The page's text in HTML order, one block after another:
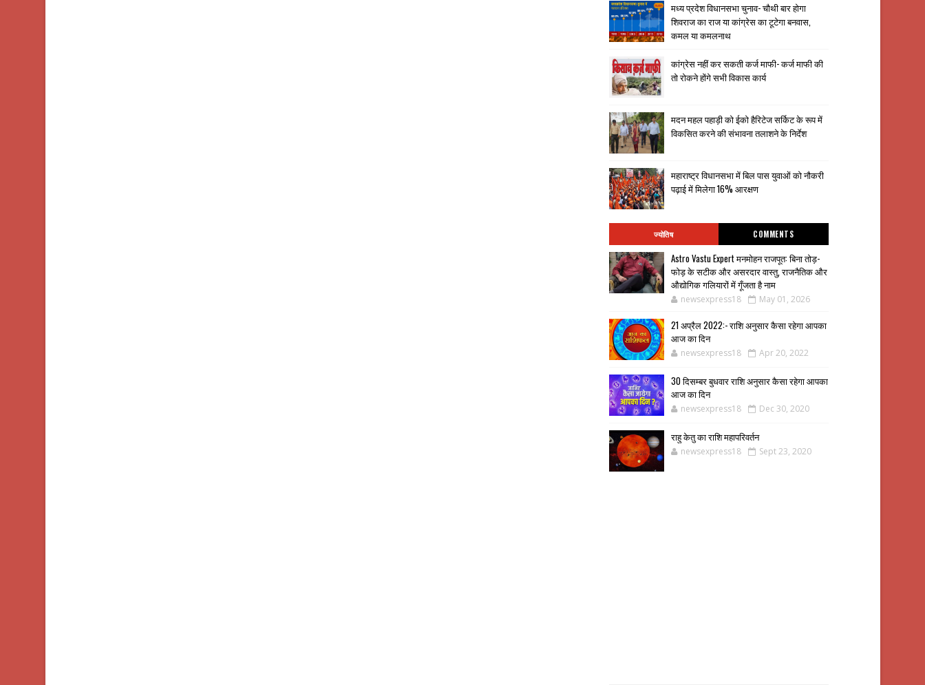
मध्य प्रदेश विधानसभा चुनाव- चौथी बार होगा
शिवराज का राज या कांग्रेस का टूटेगा बनवास,
कमल या कमलनाथ
कांग्रेस नहीं कर सकती कर्ज माफी- कर्ज माफी की
तो रोकने होंगे सभी विकास कार्य
मदन महल पहाड़ी को ईको हैरिटेज सर्किट के रूप में
विकसित करने की संभावना तलाशने के निर्देश
महाराष्ट्र विधानसभा में बिल पास युवाओं को नौकरी
पढ़ाई में मिलेगा 16% आरक्षण
ज्योतिष COMMENTS
Astro Vastu Expert मनमोहन राजपूत: बिना तोड़-
फोड़ के सटीक और असरदार वास्तु, राजनैतिक और
औद्योगिक गलियारों में गूँजता है नाम
newsexpress18 May 01, 2026
21 अप्रैल 2022:- राशि अनुसार कैसा रहेगा आपका
आज का दिन
newsexpress18 Apr 20, 2022
30 दिसम्बर बुधवार राशि अनुसार कैसा रहेगा आपका
आज का दिन
newsexpress18 Dec 30, 2020
राहु केतु का राशि महापरिवर्तन
newsexpress18 Sept 23, 2020